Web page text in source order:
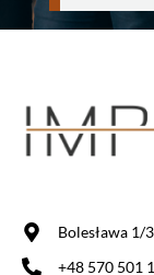
Bolesława 1/
+48 570 501